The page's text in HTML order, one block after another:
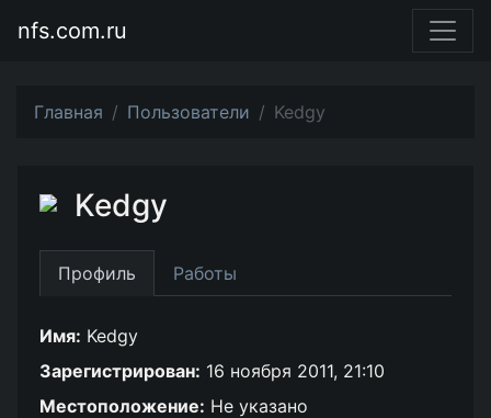
nfs.com.ru
Главная Пользователи Kedgy
Kedgy
Профиль Работы
Имя: Kedgy
Зарегистрирован: 16 ноября 2011, 21:10
Местоположение: Не указано